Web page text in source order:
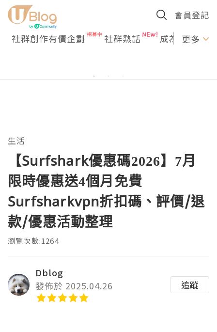
會員登記
社群創作有價企劃 社群熱話 成為U更多
生活
【Surfshark優惠碼2026】7月
限時優惠送4個月免費
Surfsharkvpn折扣碼、評價/退
款/優惠活動整理
瀏覽次數:1264
Dblog
發佈於 2025.04.26
追蹤